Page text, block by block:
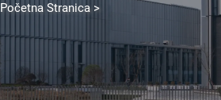
Početna Stranica>